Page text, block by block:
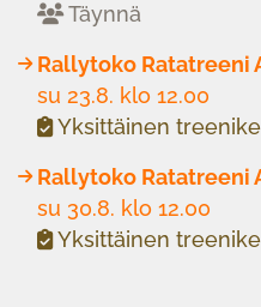
Täynnä
Rallytoko Ratatreeni
su 23.8. klo 12.00
Yksittäinen
Rallytoko Ratatreeni
su 30.8. klo 12.00
Yksittäinen